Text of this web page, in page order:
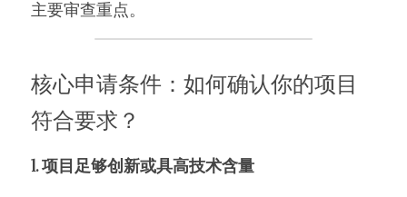
主要审查重点。
核心申请条件：如何确认你的项目
符合要求？
1. 项目足够创新或具高技术含量